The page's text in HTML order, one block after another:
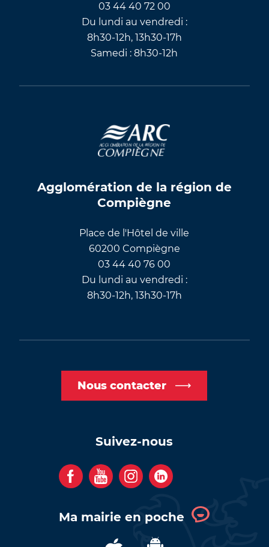
03 44 40 72 00
Du lundi au vendredi :
8h30-12h, 13h30-17h
Samedi : 8h30-12h
Agglomération de la région de
Compiègne
Place de l'Hôtel de ville
60200 Compiègne
03 44 40 76 00
Du lundi au vendredi :
8h30-12h, 13h30-17h
Nous contacter
Suivez-nous
F
c
Y
u
I
s
C
m
Ma mairie en poche